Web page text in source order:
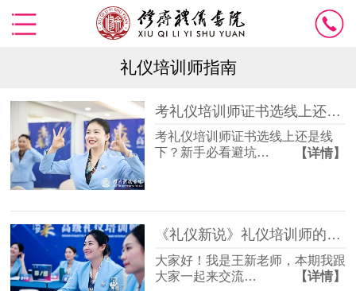
礼仪培训师指南
考礼仪培训师证书选线上还是线下？新手必看避坑指南
考礼仪培训师证书选线上还是线
下？新手必看避坑…
【详情】
《礼仪新说》礼仪培训师的职业发展如何开展
大家好！我是王新老师，本期我跟
大家一起来交流…
【详情】